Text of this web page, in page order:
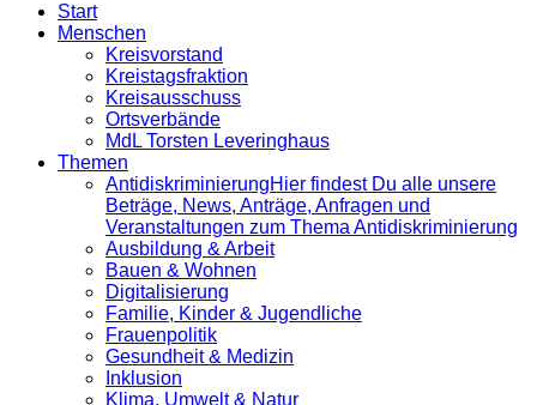
Start
Menschen
Kreisvorstand
Kreistagsfraktion
Kreisausschuss
Ortsverbände
MdL Torsten Leveringhaus
Themen
Antidiskrimi­nierungHier findest Du alle unsere
Beträge, News, Anträge, Anfragen und
Veranstaltungen zum Thema Antidiskriminierung
Ausbildung & Arbeit
Bauen & Wohnen
Digitalisierung
Familie, Kinder & Jugendliche
Frauenpolitik
Gesundheit & Medizin
Inklusion
Klima, Umwelt & Natur